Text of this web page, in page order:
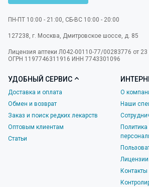
ПН-ПТ 10:00 - 21:00, СБ-ВС 10:00 - 20:00
127238 г. Москва Дмитровское шоссе, д. 85
Лицензия аптеки Л042-00110-77/00283776 от 23
ОГРН 1197746311916 ИНН 7743301096
УДОБНЫЙ СЕРВИС
Доставка и оплата
Обмен и возврат
Заказ и поиск редких лекарств
Оптовым клиентам
Статьи
О
Наши
Политика
Лицензии
Контакты